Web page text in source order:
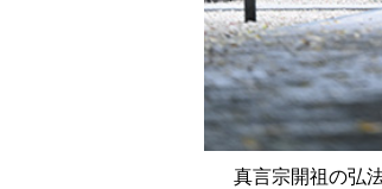
真言宗開祖の弘